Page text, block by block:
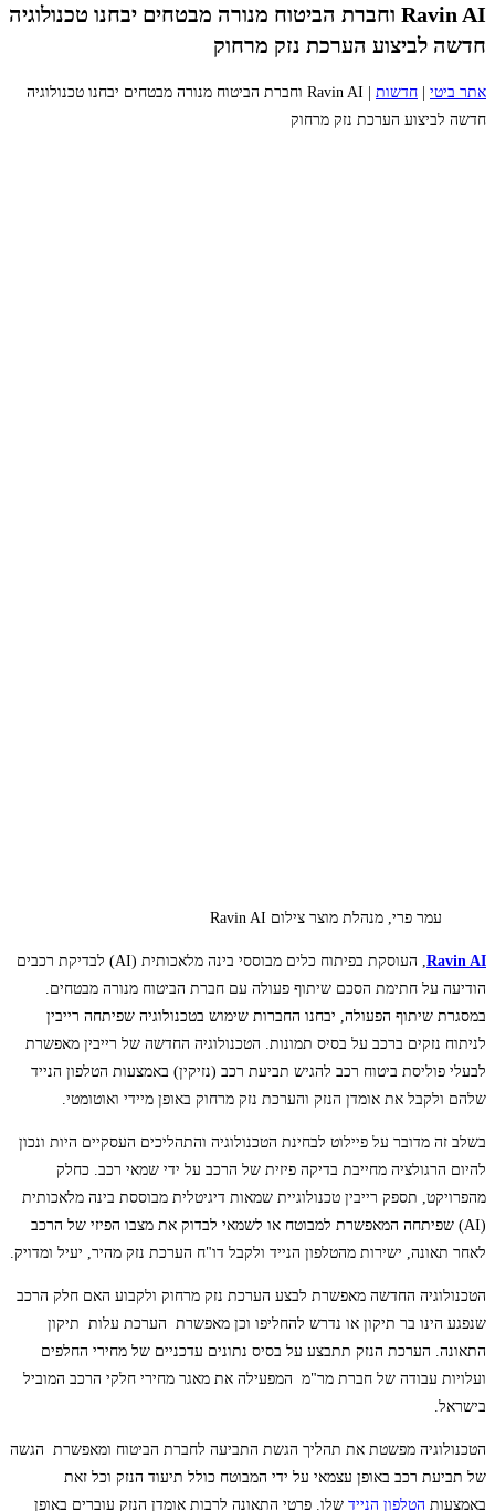
Ravin AI וחברת הביטוח מנורה מבטחים יבחנו טכנולוגיה
חדשה לביצוע הערכת נזק מרחוק
אתר ביטי חדשות
Ravin AI וחברת הביטוח מנורה מבטחים יבחנו טכנולוגיה
חדשה לביצוע הערכת נזק מרחוק
עמר פרי, מנהלת מוצר צילום Ravin AI
Ravin AI
, העוסקת בפיתוח כלים מבוססי בינה מלאכותית (AI) לבדיקת רכבים
הודיעה על חתימת הסכם שיתוף פעולה עם חברת הביטוח מנורה מבטחים.
במסגרת שיתוף הפעולה, יבחנו החברות שימוש בטכנולוגיה שפיתחה רייבין
לניתוח נזקים ברכב על בסיס תמונות. הטכנולוגיה החדשה של רייבין מאפשרת
לבעלי פוליסת ביטוח רכב להגיש תביעת רכב (נזיקין) באמצעות הטלפון הנייד
שלהם ולקבל את אומדן הנזק והערכת נזק מרחוק באופן מיידי ואוטומטי.
בשלב זה מדובר על פיילוט לבחינת הטכנולוגיה והתהליכים העסקיים היות ונכון
להיום הרגולציה מחייבת בדיקה פיזית של הרכב על ידי שמאי רכב. כחלק
מהפרויקט, תספק רייבין טכנולוגיית שמאות דיגיטלית מבוססת בינה מלאכותית
(AI) שפיתחה המאפשרת למבוטח או לשמאי לבדוק את מצבו הפיזי של הרכב
לאחר תאונה, ישירות מהטלפון הנייד ולקבל דו"ח הערכת נזק מהיר, יעיל ומדויק.
הטכנולוגיה החדשה מאפשרת לבצע הערכת נזק מרחוק ולקבוע האם חלק הרכב
שנפגע הינו בר תיקון או נדרש להחליפו וכן מאפשרת הערכת עלות תיקון
התאונה. הערכת הנזק תתבצע על בסיס נתונים עדכניים של מחירי החלפים
ועלויות עבודה של חברת מר"מ המפעילה את מאגר מחירי חלקי הרכב המוביל
בישראל.
הטכנולוגיה מפשטת את תהליך הגשת התביעה לחברת הביטוח ומאפשרת הגשה
של תביעת רכב באופן עצמאי על ידי המבוטח כולל תיעוד הנזק וכל זאת
באמצעות הטלפון הנייד שלו. פרטי התאונה לרבות אומדן הנזק עוברים באופן